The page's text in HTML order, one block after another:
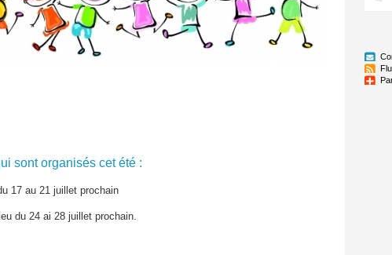
sont organisés cet été :
17 au 21 juillet prochain
du 24 ai 28 juillet prochain.